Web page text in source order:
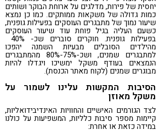
יחסית של פירות, מדלגים על ארוחת הבוקר ושותים
כמות גדולה של משקאות ממותקים. כמו כן נמצא
שיעור נמוך של מתבגרים העוסקים בפעילות גופנית,
כשעם העליה בגיל פוחת עוד שיעור העוסקים
מהילדים הסובלים מבעיות השמנה יהפכו
למתבגרים שמנים, ושכ-75%-80% מהמתבגרים
הנמצאים בעודף משקל ימשיכו ויגדלו להיות
מבוגרים שמנים (לקוח מאתר הכנסת).
הסיבות המקשות עלינו לשמור על
משקל מאוזן
לצד הגורמים האישיים והחוויות האינדיבידואליות,
קיימות מספר סיבות כלליות, המשפיעות על כולנו
במידה כזאת או אחרת: